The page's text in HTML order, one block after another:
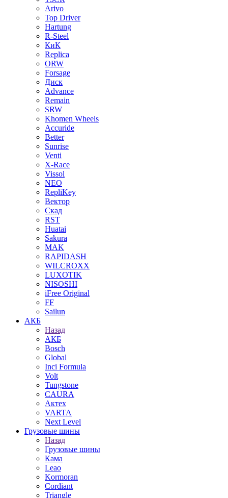
Arivo
Top Driver
Hartung
R-Steel
КиК
Replica
ORW
Forsage
Диск
Advance
Remain
SRW
Khomen Wheels
Accuride
Better
Sunrise
Venti
X-Race
Vissol
NEO
RepliKey
Вектор
Скад
RST
Huatai
Sakura
MAK
RAPIDASH
WILCROXX
LUXOTIK
NISOSHI
iFree Original
FF
Sailun
АКБ
Назад
АКБ
Bosch
Global
Inci Formula
Volt
Tungstone
CAURA
Актех
VARTA
Next Level
Грузовые шины
Назад
Грузовые шины
Кама
Leao
Kormoran
Cordiant
Triangle